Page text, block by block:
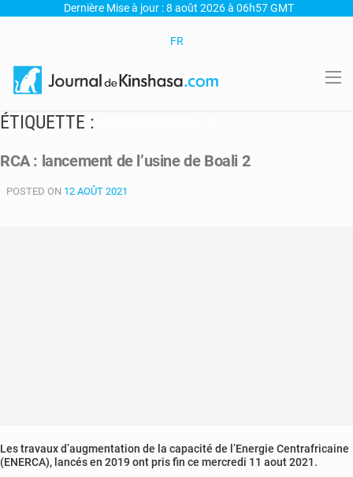
Dernière Mise à jour : 8 août 2026 à 06h57 GMT
FR
ÉTIQUETTE :
RCA : lancement de l’usine de Boali 2
POSTED ON 12 AOÛT 2021
Les travaux d’augmentation de la capacité de l’Energie Centrafricaine
(ENERCA), lancés en 2019 ont pris fin ce mercredi 11 aout 2021.